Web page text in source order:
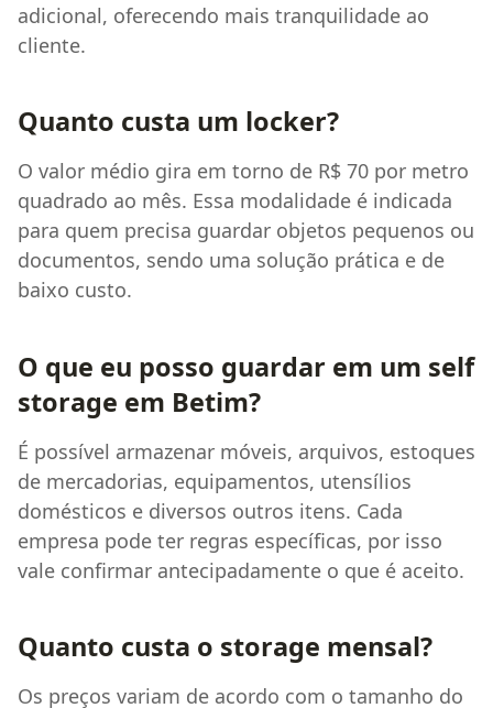
adicional, oferecendo mais tranquilidade ao
cliente.
Quanto custa um locker?
O valor médio gira em torno de R$ 70 por metro
quadrado ao mês. Essa modalidade é indicada
para quem precisa guardar objetos pequenos ou
documentos, sendo uma solução prática e de
baixo custo.
O que eu posso guardar em um self
storage em Betim?
É possível armazenar móveis, arquivos, estoques
de mercadorias, equipamentos, utensílios
domésticos e diversos outros itens. Cada
empresa pode ter regras específicas, por isso
vale confirmar antecipadamente o que é aceito.
Quanto custa o storage mensal?
Os preços variam de acordo com o tamanho do